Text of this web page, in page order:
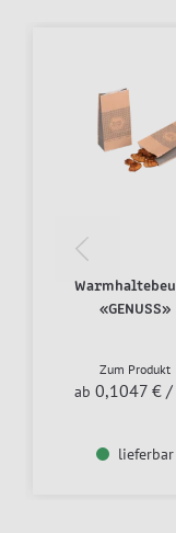
«GENUSS»
Zum Produkt
ab 0,1047 € /
lieferbar